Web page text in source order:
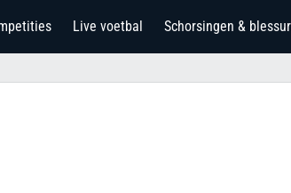
Live voetbal Schorsingen &